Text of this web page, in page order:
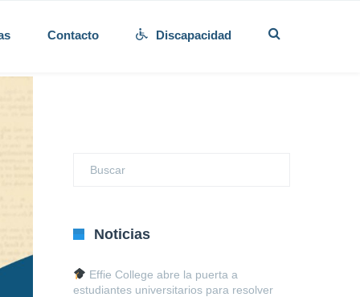
Contacto Discapacidad
Noticias
Effie College abre la puerta a
estudiantes universitarios para resolver